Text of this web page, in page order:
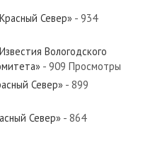
Север»
Север»
Север» - 934
Вологодского
- 909 Просмотры
Север» - 899
Север» - 864